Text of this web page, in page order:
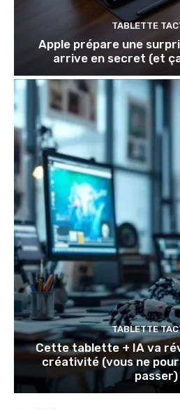
TABLETTE
Apple prépare une
arrive en secret (et
TABLETTE
Cette tablette + IA va
créativité (vous ne
passer)